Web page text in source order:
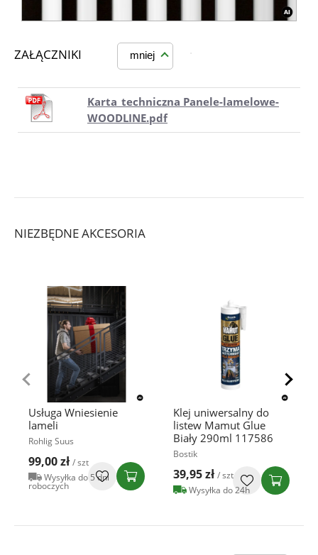
ZAŁĄCZNIKI mniej
Karta_techniczna Panele-lamelowe-
WOODLINE.pdf
NIEZBĘDNE AKCESORIA
Usługa Wniesienie
lameli
Rohlig Suus
99,00 zł / szt
Wysyłka do 5 dni
roboczych
Klej uniwersalny do
listew Mamut Glue
Biały 290ml 117586
Bostik
39,95 zł / szt
Wysyłka do 24h